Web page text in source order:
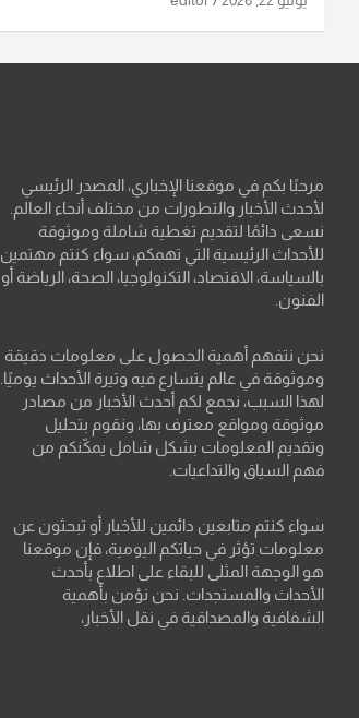
مرحبًا بكم في موقعنا الإخباري، المصدر الرئيسي
لأحدث الأخبار والتطورات من مختلف أنحاء العالم.
نسعى دائمًا لتقديم تغطية شاملة وموثوقة
للأحداث الرئيسية التي تهمكم، سواء كنتم مهتمين
بالسياسة، الاقتصاد، التكنولوجيا، الصحة، الرياضة أو
الفنون.
نحن نتفهم أهمية الحصول على معلومات دقيقة
وموثوقة في عالم يتسارع فيه وتيرة الأحداث يوميًا.
لهذا السبب، نجمع لكم أحدث الأخبار من مصادر
موثوقة ومواقع معترف بها، ونقوم بتحليل
وتقديم المعلومات بشكل شامل يمكّنكم من
فهم السياق والتداعيات.
سواء كنتم متابعين دائمين للأخبار أو تبحثون عن
معلومات تؤثر في حياتكم اليومية، فإن موقعنا
هو الوجهة المثلى للبقاء على اطلاع بأحدث
الأحداث والمستجدات. نحن نؤمن بأهمية
الشفافية والمصداقية في نقل الأخبار،